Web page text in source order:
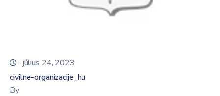
Magyar
július 24, 2023
civilne-organizacije_hu
By